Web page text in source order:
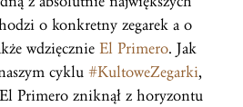
o konkretny zegarek a o
wdzięcznie El Primero. Jak
cyklu #KultoweZegarki,
Primero zniknął z horyzontu